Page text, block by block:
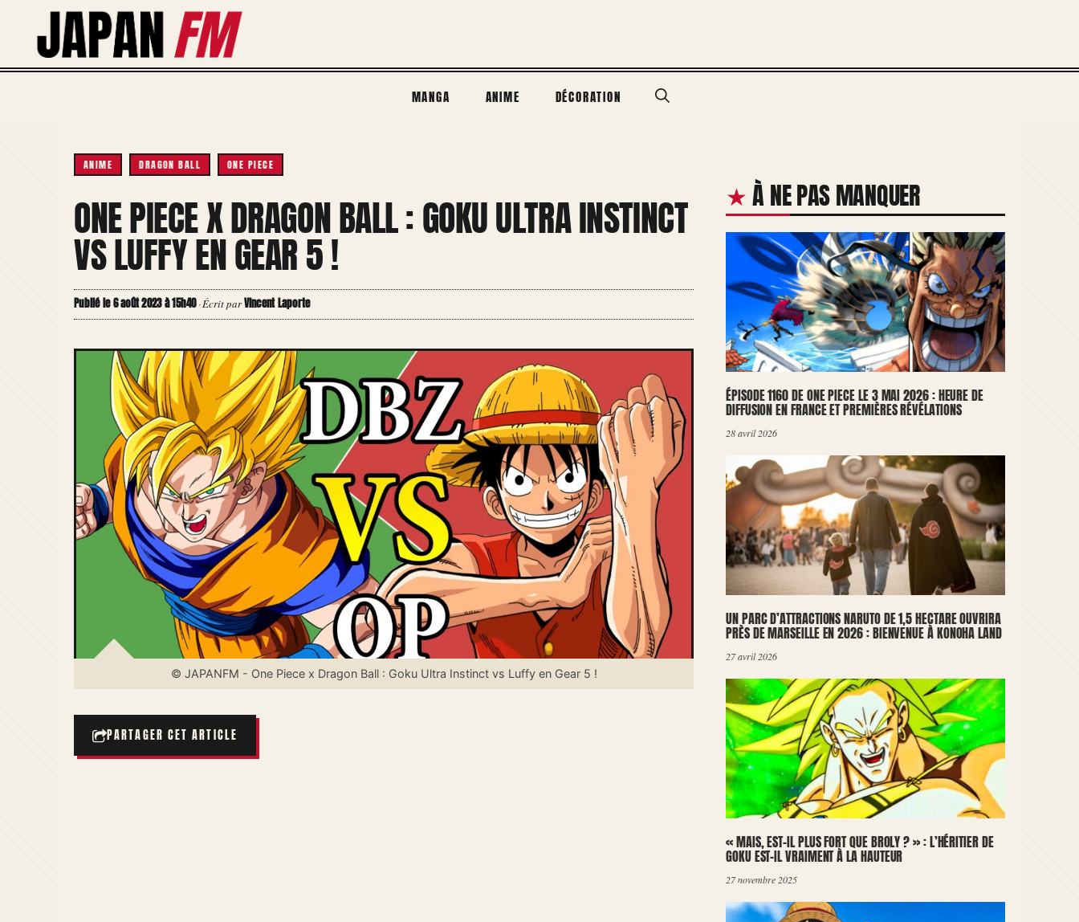
contenu
MANGA ANIME DÉCORATION
ANIME DRAGON BALL ONE PIECE
ONE PIECE X DRAGON BALL : GOKU ULTRA INSTINCT
VS LUFFY EN GEAR 5 !
Publié le 6 août 2023 à 15h40·Écrit parVincent Laporte
© JAPANFM - One Piece x Dragon Ball : Goku Ultra Instinct vs Luffy en Gear 5 !
PARTAGER CET ARTICLE
À NE PAS MANQUER
ÉPISODE 1160 DE ONE PIECE LE 3 MAI 2026 : HEURE DE
DIFFUSION EN FRANCE ET PREMIÈRES RÉVÉLATIONS
28 avril 2026
UN PARC D’ATTRACTIONS NARUTO DE 1,5 HECTARE OUVRIRA
PRÈS DE MARSEILLE EN 2026 : BIENVENUE À KONOHA LAND
27 avril 2026
« MAIS, EST-IL PLUS FORT QUE BROLY ? » : L’HÉRITIER DE
GOKU EST-IL VRAIMENT À LA HAUTEUR
27 novembre 2025